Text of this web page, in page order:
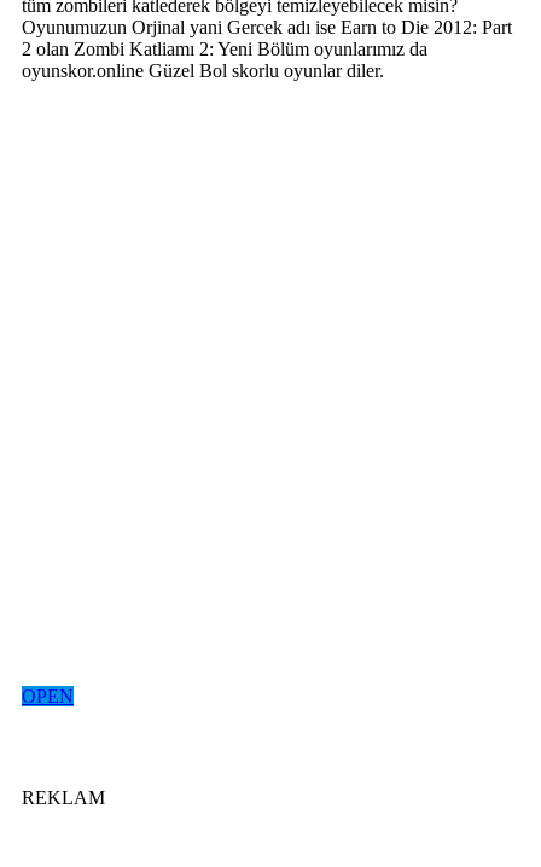
tüm zombileri katlederek bölgeyi temizleyebilecek misin?
Oyunumuzun Orjinal yani Gercek adı ise Earn to Die 2012: Part
2 olan Zombi Katliamı 2: Yeni Bölüm oyunlarımız da
oyunskor.online Güzel Bol skorlu oyunlar diler.
OPEN
REKLAM